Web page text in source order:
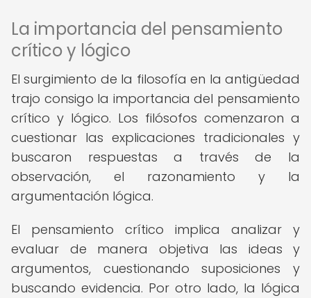
La importancia del pensamiento
crítico y lógico
El surgimiento de la filosofía en la antigüedad
trajo consigo la importancia del pensamiento
crítico y lógico. Los filósofos comenzaron a
cuestionar las explicaciones tradicionales y
buscaron respuestas a través de la
observación, el razonamiento y la
argumentación lógica.
El pensamiento crítico implica analizar y
evaluar de manera objetiva las ideas y
argumentos, cuestionando suposiciones y
buscando evidencia. Por otro lado, la lógica